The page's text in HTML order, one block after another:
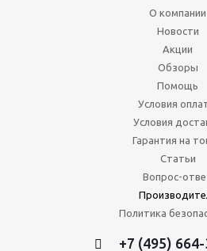
О компании
Новости
Акции
Обзоры
Помощь
Условия
Условия
Гарантия на
Статьи
Вопрос-
Политика
+7 (495)